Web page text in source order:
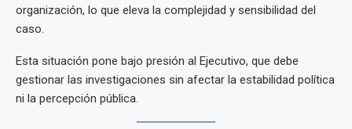
organización, lo que eleva la complejidad y sensibilidad del
caso.
Esta situación pone bajo presión al Ejecutivo, que debe
gestionar las investigaciones sin afectar la estabilidad política
ni la percepción pública.